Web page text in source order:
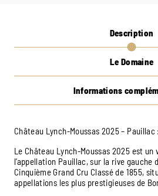
Description
Le Domaine
Informations
Château Lynch-Moussas 2025 – Pauillac
Le Château Lynch-Moussas 2025 est un
l’appellation Pauillac, sur la rive gauche
Cinquième Grand Cru Classé de 1855,
appellations les plus prestigieuses de